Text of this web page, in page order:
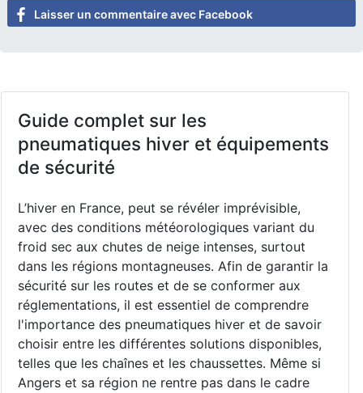
Laisser un commentaire avec Facebook
Guide complet sur les
pneumatiques hiver et équipements
de sécurité
L’hiver en France, peut se révéler imprévisible,
avec des conditions météorologiques variant du
froid sec aux chutes de neige intenses, surtout
dans les régions montagneuses. Afin de garantir la
sécurité sur les routes et de se conformer aux
réglementations, il est essentiel de comprendre
l'importance des pneumatiques hiver et de savoir
choisir entre les différentes solutions disponibles,
telles que les chaînes et les chaussettes. Même si
Angers et sa région ne rentre pas dans le cadre